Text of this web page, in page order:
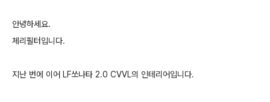
안녕하세요.
체리필터입니다.
지난 번에 이어 LF쏘나타 2.0 CVVL의 인테리어입니다.